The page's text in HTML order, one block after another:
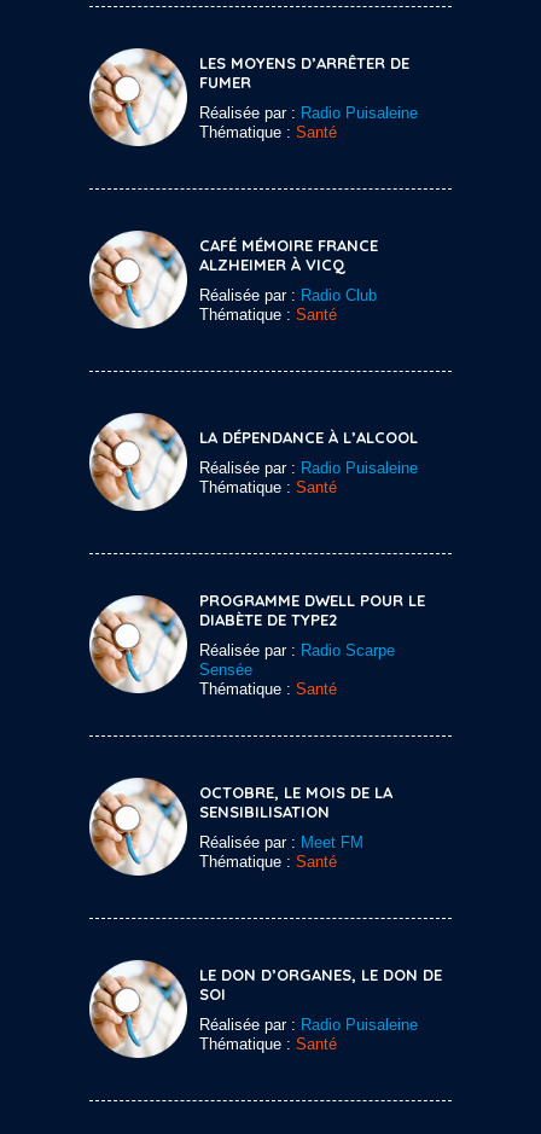
LES MOYENS D’ARRÊTER DE
FUMER
Réalisée par : Radio Puisaleine
Thématique : Santé
CAFÉ MÉMOIRE FRANCE
ALZHEIMER À VICQ
Réalisée par : Radio Club
Thématique : Santé
LA DÉPENDANCE À L’ALCOOL
Réalisée par : Radio Puisaleine
Thématique : Santé
PROGRAMME DWELL POUR LE
DIABÈTE DE TYPE2
Réalisée par : Radio Scarpe
Sensée
Thématique : Santé
OCTOBRE, LE MOIS DE LA
SENSIBILISATION
Réalisée par : Meet FM
Thématique : Santé
LE DON D’ORGANES, LE DON DE
SOI
Réalisée par : Radio Puisaleine
Thématique : Santé